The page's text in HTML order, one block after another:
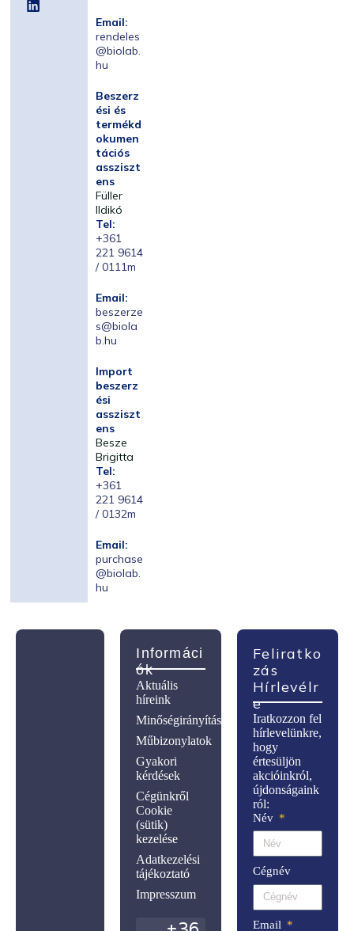
Email:
rendeles
@biolab.
hu
Beszerz
ési és
termékd
okumen
tációs
assziszt
ens
Füller
Ildikó
Tel:
+361
221 9614
/ 0111m
Email:
beszerze
s@biola
b.hu
Import
beszerz
ési
assziszt
ens
Besze
Brigitta
Tel:
+361
221 9614
/ 0132m
Email:
purchase
@biolab.
hu
Feliratko
Zás
Hírlevélr
E
Iratkozzon fel
hírlevelünkre,
hogy
értesüljön
akcióinkról,
újdonságaink
ról:
Név
Cégnév
Email
Informáci
Ók
Aktuális
híreink
Minőségirányítás
Műbizonylatok
Gyakori
kérdések
Cégünkről
Cookie
(sütik)
kezelése
Adatkezelési
tájékoztató
Impresszum